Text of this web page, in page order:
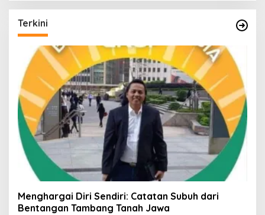
Terkini
Menghargai Diri Sendiri: Catatan Subuh dari
Bentangan Tambang Tanah Jawa